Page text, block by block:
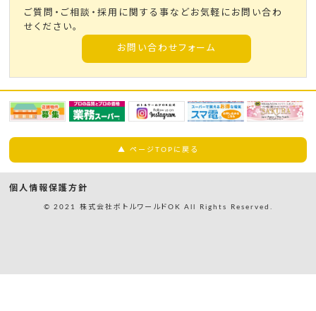
ご質問・ご相談・採用に関する事などお気軽にお問い合わ
せください。
お問い合わせフォーム
▲ ページTOPに戻る
個人情報保護方針
© 2021 株式会社ボトルワールドOK All Rights Reserved.